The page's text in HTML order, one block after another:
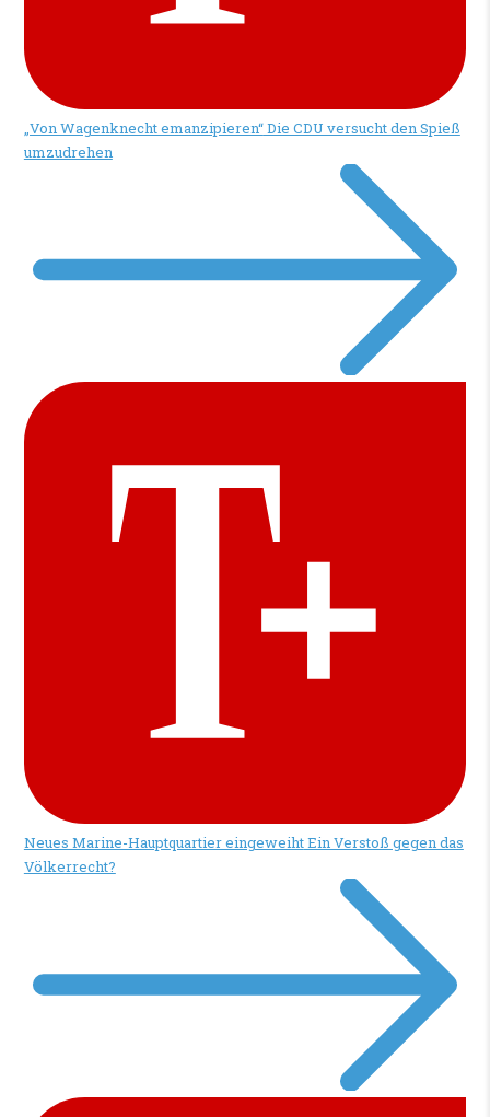
„Von Wagenknecht emanzipieren“Die CDU versucht den Spieß
umzudrehen
Neues Marine-Hauptquartier eingeweihtEin Verstoß gegen das
Völkerrecht?